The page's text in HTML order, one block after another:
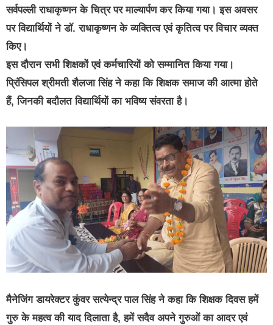
सर्वपल्ली राधाकृष्णन के चित्र पर माल्यार्पण कर किया गया। इस अवसर
पर विद्यार्थियों ने डॉ. राधाकृष्णन के व्यक्तित्व एवं कृतित्व पर विचार व्यक्त
किए।
इस दौरान सभी शिक्षकों एवं कर्मचारियों को सम्मानित किया गया।
प्रिंसिपल श्रीमती शैलजा सिंह ने कहा कि शिक्षक समाज की आत्मा होते
हैं, जिनकी बदौलत विद्यार्थियों का भविष्य संवरता है।
मैनेजिंग डायरेक्टर कुंवर सत्येन्द्र पाल सिंह ने कहा कि शिक्षक दिवस हमें
गुरु के महत्व की याद दिलाता है, हमें सदैव अपने गुरुओं का आदर एवं